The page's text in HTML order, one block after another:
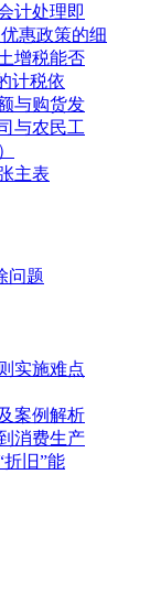
计处理即
惠政策的细
增税能否
计税依
与购货发
与农民工
主表
问题
实施难点
案例解析
消费生产
旧”能